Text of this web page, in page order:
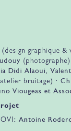
(design graphique &
Didi Alaoui,
bruitage) ·
Viougeas et
Antoine